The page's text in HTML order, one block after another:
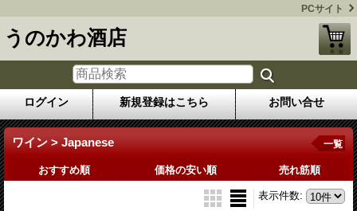
PCサイト
うのかわ酒店
ログイン 新規登録はこちら お問い合せ
ワイン > Japanese 一覧
おすすめ順 価格の安い順 売れ筋順
表示件数: